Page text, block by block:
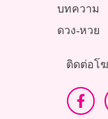
บทความ
ดวง-หวย
ติดต่อโ